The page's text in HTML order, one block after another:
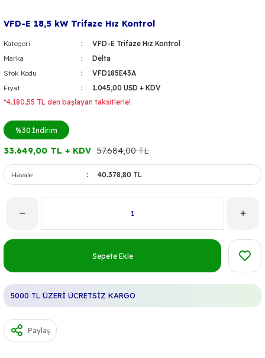
VFD-E 18,5 kW Trifaze Hız Kontrol
Kategori
VFD-E Trifaze Hız Kontrol
Marka
Delta
Stok Kodu
VFD185E43A
Fiyat
1.045,00 USD + KDV
*4.180,55 TL den başlayan taksitlerle!
%30 İndirim
33.649,00 TL + KDV 57.684,00 TL
Havale 40.378,80 TL
Sepete Ekle
5000 TL ÜZERİ ÜCRETSİZ KARGO
Paylaş